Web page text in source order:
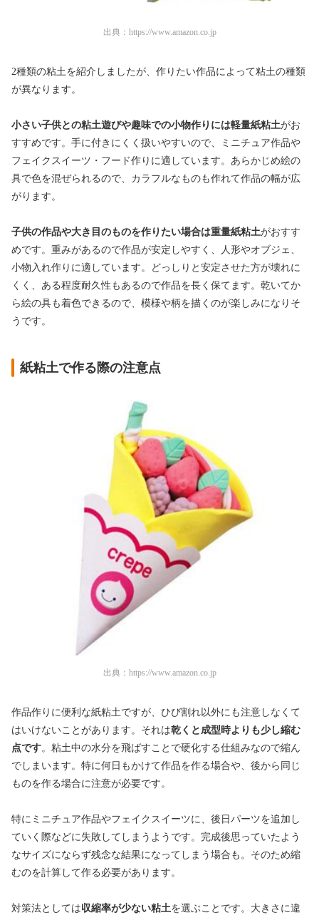
出典： https://www.amazon.co.jp
2種類の粘土を紹介しましたが、作りたい作品によって粘土の種類
が異なります。
小さい子供との粘土遊びや趣味での小物作りには軽量紙粘土がお
すすめです。手に付きにくく扱いやすいので、ミニチュア作品や
フェイクスイーツ・フード作りに適しています。あらかじめ絵の
具で色を混ぜられるので、カラフルなものも作れて作品の幅が広
がります。
子供の作品や大き目のものを作りたい場合は重量紙粘土がおすす
めです。重みがあるので作品が安定しやすく、人形やオブジェ、
小物入れ作りに適しています。どっしりと安定させた方が壊れに
くく、ある程度耐久性もあるので作品を長く保てます。乾いてか
ら絵の具も着色できるので、模様や柄を描くのが楽しみになりそ
うです。
紙粘土で作る際の注意点
出典： https://www.amazon.co.jp
作品作りに便利な紙粘土ですが、ひび割れ以外にも注意しなくて
はいけないことがあります。それは乾くと成型時よりも少し縮む
点です。粘土中の水分を飛ばすことで硬化する仕組みなので縮ん
でしまいます。特に何日もかけて作品を作る場合や、後から同じ
ものを作る場合に注意が必要です。
特にミニチュア作品やフェイクスイーツに、後日パーツを追加し
ていく際などに失敗してしまうようです。完成後思っていたよう
なサイズにならず残念な結果になってしまう場合も。そのため縮
むのを計算して作る必要があります。
対策法としては収縮率が少ない粘土を選ぶことです。大きさに違